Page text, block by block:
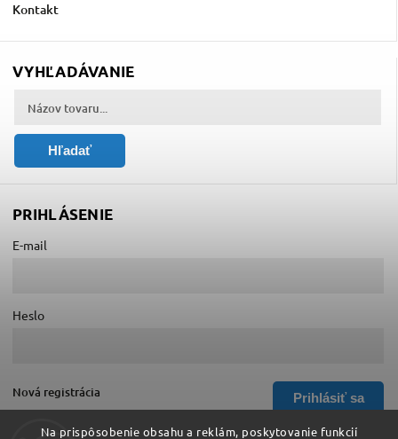
Na prispôsobenie obsahu a reklám, poskytovanie funkcií
Kontakt
VYHĽADÁVANIE
Hľadať
PRIHLÁSENIE
E-mail
Heslo
Prihlásiť sa
Nová registrácia
Zabudnuté heslo